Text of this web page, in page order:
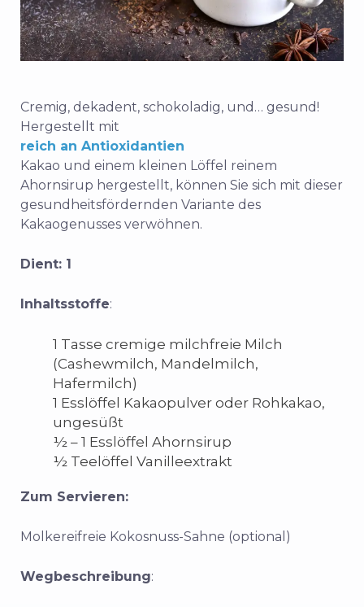
Cremig, dekadent, schokoladig, und… gesund!
Hergestellt mit
reich an Antioxidantien
Kakao und einem kleinen Löffel reinem
Ahornsirup hergestellt, können Sie sich mit dieser
gesundheitsfördernden Variante des
Kakaogenusses verwöhnen.
Dient: 1
Inhaltsstoffe:
1 Tasse cremige milchfreie Milch
(Cashewmilch, Mandelmilch,
Hafermilch)
1 Esslöffel Kakaopulver oder Rohkakao,
ungesüßt
½ – 1 Esslöffel Ahornsirup
½ Teelöffel Vanilleextrakt
Zum Servieren:
Molkereifreie Kokosnuss-Sahne (optional)
Wegbeschreibung: